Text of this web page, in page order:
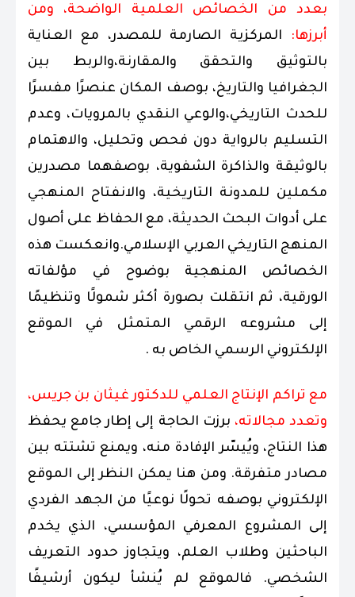
بعدد من الخصائص العلمية الواضحة، ومن
أبرزها:
المركزية الصارمة للمصدر، مع العناية
بالتوثيق والتحقق والمقارنة،والربط بين
الجغرافيا والتاريخ، بوصف المكان عنصرًا مفسرًا
للحدث التاريخي،والوعي النقدي بالمرويات، وعدم
التسليم بالرواية دون فحص وتحليل، والاهتمام
بالوثيقة والذاكرة الشفوية، بوصفهما مصدرين
مكملين للمدونة التاريخية، والانفتاح المنهجي
على أدوات البحث الحديثة، مع الحفاظ على أصول
المنهج التاريخي العربي الإسلامي.وانعكست هذه
الخصائص المنهجية بوضوح في مؤلفاته
الورقية، ثم انتقلت بصورة أكثر شمولًا وتنظيمًا
إلى مشروعه الرقمي المتمثل في الموقع
الإلكتروني الرسمي الخاص به .
مع تراكم الإنتاج العلمي للدكتور غيثان بن جريس،
وتعدد مجالاته، برزت الحاجة إلى إطار جامع يحفظ
هذا النتاج، ويُيسّر الإفادة منه، ويمنع تشتته بين
مصادر متفرقة. ومن هنا يمكن النظر إلى الموقع
الإلكتروني بوصفه تحولًا نوعيًا من الجهد الفردي
إلى المشروع المعرفي المؤسسي، الذي يخدم
الباحثين وطلاب العلم، ويتجاوز حدود التعريف
الشخصي. فالموقع لم يُنشأ ليكون أرشيفًا